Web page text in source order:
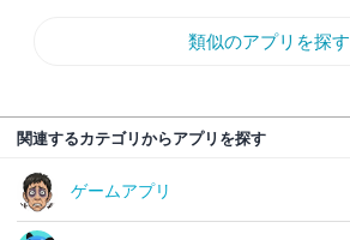
類似のアプリを探す
関連するカテゴリからアプリを探す
ゲームアプリ